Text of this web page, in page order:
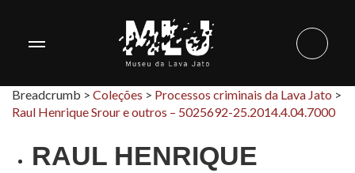
Breadcrumb > Coleções > Processos criminais da Lava Jato >
Raul Henrique Srour e outros – 5025692-25.2014.4.04.7000
RAUL HENRIQUE